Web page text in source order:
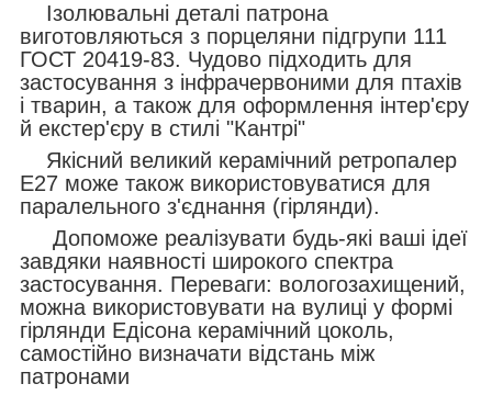
Ізолювальні деталі патрона
виготовляються з порцеляни підгрупи 111
ГОСТ 20419-83. Чудово підходить для
застосування з інфрачервоними для птахів
і тварин, а також для оформлення інтер'єру
й екстер'єру в стилі "Кантрі"
Якісний великий керамічний ретропалер
Е27 може також використовуватися для
паралельного з'єднання (гірлянди).
Допоможе реалізувати будь-які ваші ідеї
завдяки наявності широкого спектра
застосування. Переваги: вологозахищений,
можна використовувати на вулиці у формі
гірлянди Едісона керамічний цоколь,
самостійно визначати відстань між
патронами